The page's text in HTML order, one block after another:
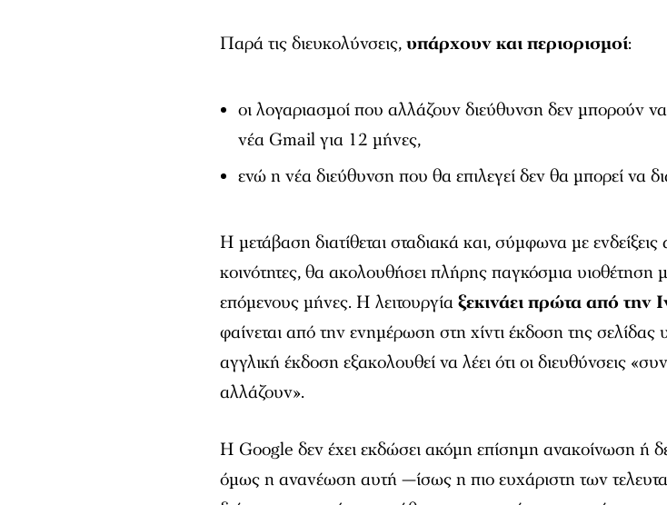
Παρά τις διευκολύνσεις,υπάρχουν και περιορισμοί:
οι λογαριασμοί που αλλάζουν διεύθυνση δεν μπορούν
νέα Gmail για 12 μήνες,
ενώ η νέα διεύθυνση που θα επιλεγεί δεν θα μπορεί να
Η μετάβαση διατίθεται σταδιακά και, σύμφωνα με ενδείξεις
κοινότητες, θα ακολουθήσει πλήρης παγκόσμια υιοθέτηση
επόμενους μήνες. Η λειτουργίαξεκινάει πρώτα από την
φαίνεται από την ενημέρωση στη χίντι έκδοση της σελίδας
αγγλική έκδοση εξακολουθεί να λέει ότι οι διευθύνσεις
αλλάζουν».
Η Google δεν έχει εκδώσει ακόμη επίσημη ανακοίνωση ή
όμως η ανανέωση αυτή —ίσως η πιο ευχάριστη των